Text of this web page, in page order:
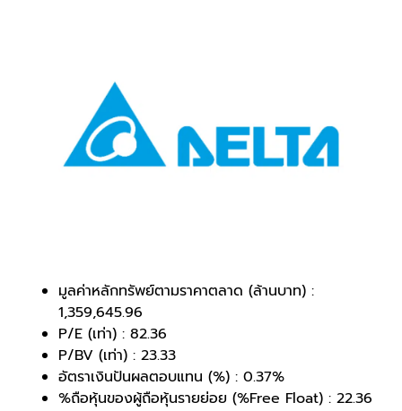
มูลค่าหลักทรัพย์ตามราคาตลาด (ล้านบาท) :
1,359,645.96
P/E (เท่า) : 82.36
P/BV (เท่า) : 23.33
อัตราเงินปันผลตอบแทน (%) : 0.37%
%ถือหุ้นของผู้ถือหุ้นรายย่อย (%Free Float) : 22.36